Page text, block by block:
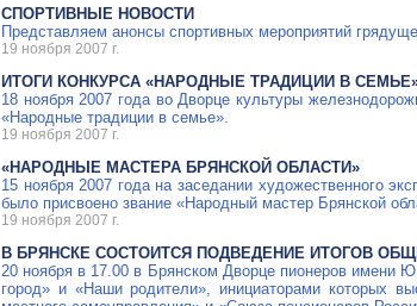
СПОРТИВНЫЕ НОВОСТИ
Представляем анонсы спортивных мероприятий
19 ноября 2007 г.
ИТОГИ КОНКУРСА «НАРОДНЫЕ ТРАДИЦИИ В
18 ноября 2007 года во Дворце культуры
«Народные традиции в семье».
19 ноября 2007 г.
«НАРОДНЫЕ МАСТЕРА БРЯНСКОЙ ОБЛАСТИ»
15 ноября 2007 года на заседании художественного
было присвоено звание «Народный мастер Брянской
19 ноября 2007 г.
В БРЯНСКЕ СОСТОИТСЯ ПОДВЕДЕНИЕ ИТОГОВ
20 ноября в 17.00 в Брянском Дворце пионеров имени
город» и «Наши родители», инициаторами которых